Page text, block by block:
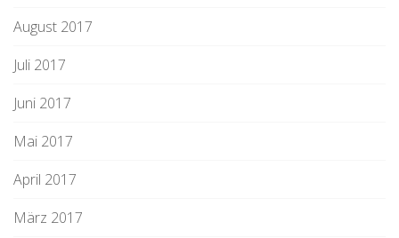
August 2017
Juli 2017
Juni 2017
Mai 2017
April 2017
März 2017